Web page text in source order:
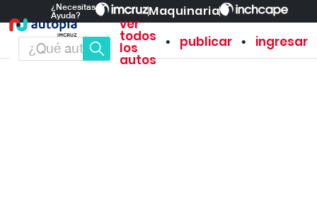
¿Necesitas
Ayuda?
Maquinaria
ver
todos
los
autos
• publicar • ingresar